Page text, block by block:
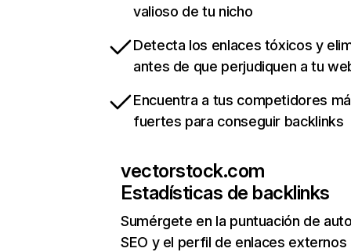
valioso de tu nicho
Detecta los enlaces tóxicos y
antes de que perjudiquen a tu
Encuentra a tus competidores
fuertes para conseguir backlinks
vectorstock.com
Estadísticas de backlinks
Sumérgete en la puntuación de
SEO y el perfil de enlaces externos